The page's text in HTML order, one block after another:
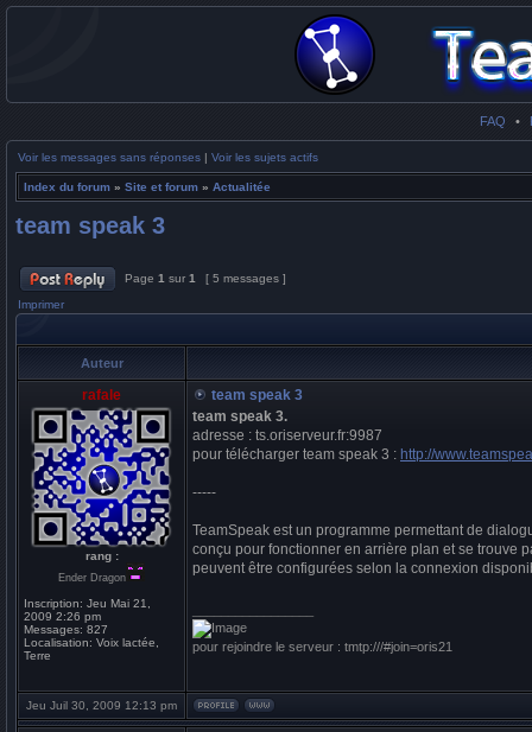
FAQ •
Voir les messages sans réponses | Voir les sujets actifs
Index du forum » Site et forum » Actualitée
team speak 3
Page 1 sur 1
[ 5 messages ]
Imprimer
Auteur
rafale
rang :
Ender Dragon
Inscription: Jeu Mai 21,
2009 2:26 pm
Messages: 827
Localisation: Voix lactée,
Terre
team speak 3
team speak 3.
adresse : ts.oriserveur.fr:9987
pour télécharger team speak 3 : http://
-----
TeamSpeak est un programme permettant de
conçu pour fonctionner en arrière plan et se trouve
peuvent être configurées selon la connexion
pour rejoindre le serveur : tmtp:///#join=oris21
Jeu Juil 30, 2009 12:13 pm